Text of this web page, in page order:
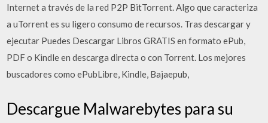
Internet a través de la red P2P BitTorrent. Algo que caracteriza
a uTorrent es su ligero consumo de recursos. Tras descargar y
ejecutar Puedes Descargar Libros GRATIS en formato ePub,
PDF o Kindle en descarga directa o con Torrent. Los mejores
buscadores como ePubLibre, Kindle, Bajaepub,
Descargue Malwarebytes para su